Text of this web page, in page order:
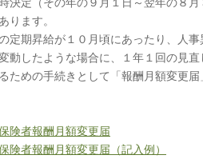
ます。
定期昇給が１０月頃にあったり、人
動したような場合に、１年１回の見
ための手続きとして「報酬月額変更
険者報酬月額変更届
者報酬月額変更届（記入例）